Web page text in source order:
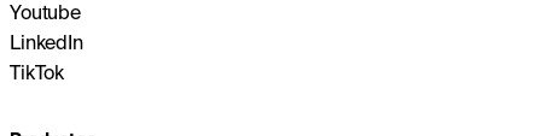
Youtube
LinkedIn
TikTok